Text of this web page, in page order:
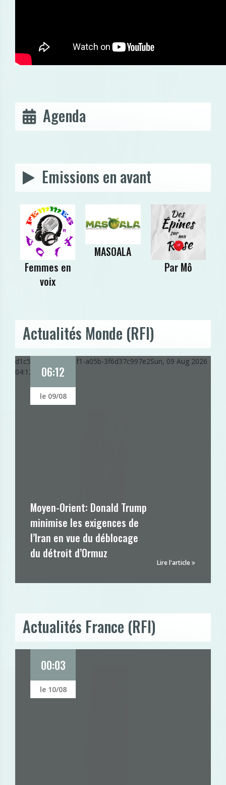
Agenda
Emissions en avant
Femmes en
voix
MASOALA
Par Mô
Actualités Monde (RFI)
d1c59928-93a7-11f1-a05b-3f6d37c997e2Sun, 09 Aug 2026
04:12:19 GMT
Moyen-Orient: Donald Trump
minimise les exigences de
l’Iran en vue du déblocage
du détroit d’Ormuz
06:12
le 09/08
Lire l'article
Actualités France (RFI)
00:03
le 10/08